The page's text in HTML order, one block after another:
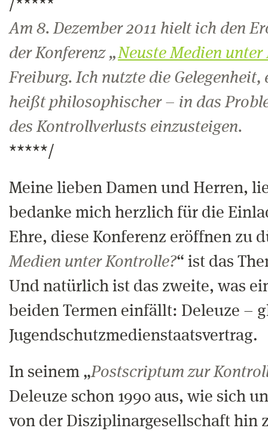
/*****
Am 8. Dezember 2011 hielt ich den
der Konferenz „Neuste Medien unter
Freiburg. Ich nutzte die Gelegenheit,
heißt philosophischer – in das
des Kontrollverlusts einzusteigen.
*****/
Meine lieben Damen und Herren,
bedanke mich herzlich für die
Ehre, diese Konferenz eröffnen zu
Medien unter Kontrolle?“ ist das
Und natürlich ist das zweite, was
beiden Termen einfällt: Deleuze –
Jugendschutzmedienstaatsvertrag.
In seinem „Postscriptum zur
Deleuze schon 1990 aus, wie sich
von der Disziplinargesellschaft hin